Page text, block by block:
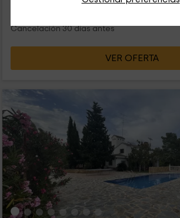
Cancelación 30 días antes
VER OFERTA